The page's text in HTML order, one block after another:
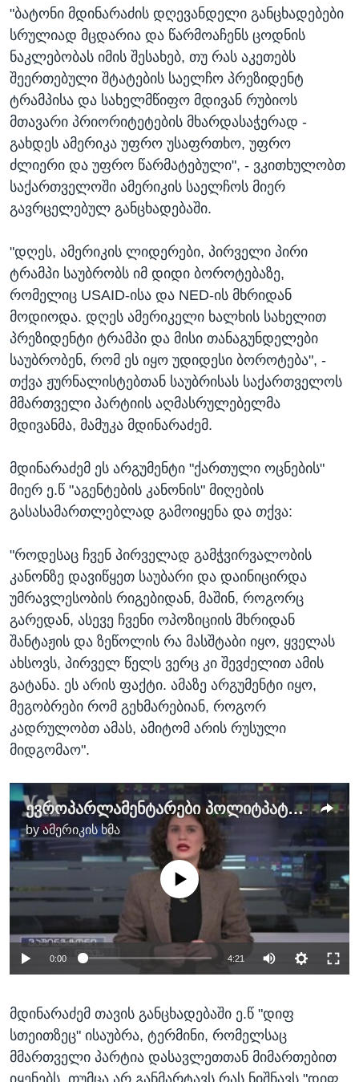
"ბატონი მდინარაძის დღევანდელი განცხადებები
სრულიად მცდარია და წარმოაჩენს ცოდნის
ნაკლებობას იმის შესახებ, თუ რას აკეთებს
შეერთებული შტატების საელჩო პრეზიდენტ
ტრამპისა და სახელმწიფო მდივან რუბიოს
მთავარი პრიორიტეტების მხარდასაჭერად -
გახდეს ამერიკა უფრო უსაფრთხო, უფრო
ძლიერი და უფრო წარმატებული", - ვკითხულობთ
საქართველოში ამერიკის საელჩოს მიერ
გავრცელებულ განცხადებაში.
"დღეს, ამერიკის ლიდერები, პირველი პირი
ტრამპი საუბრობს იმ დიდი ბოროტებაზე,
რომელიც USAID-ისა და NED-ის მხრიდან
მოდიოდა. დღეს ამერიკელი ხალხის სახელით
პრეზიდენტი ტრამპი და მისი თანაგუნდელები
საუბრობენ, რომ ეს იყო უდიდესი ბოროტება", -
თქვა ჟურნალისტებთან საუბრისას საქართველოს
მმართველი პარტიის აღმასრულებელმა
მდივანმა, მამუკა მდინარაძემ.
მდინარაძემ ეს არგუმენტი "ქართული ოცნების"
მიერ ე.წ "აგენტების კანონის" მიღების
გასასამართლებლად გამოიყენა და თქვა:
"როდესაც ჩვენ პირველად გამჭვირვალობის
კანონზე დავიწყეთ საუბარი და დაინიცირდა
უმრავლესობის რიგებიდან, მაშინ, როგორც
გარედან, ასევე ჩვენი ოპოზიციის მხრიდან
შანტაჟის და ზეწოლის რა მასშტაბი იყო, ყველას
ახსოვს, პირველ წელს ვერც კი შევძელით ამის
გატანა. ეს არის ფაქტი. ამაზე არგუმენტი იყო,
მეგობრები რომ გეხმარებიან, როგორ
კადრულობთ ამას, ამიტომ არის რუსული
მიდგომაო".
ევროპარლამენტარები პოლიტპატიმრებზე: ამან ბევრ ჩვენგანს ბელარუსული ტრაექტორია გაგვახსენა
byამერიკის ხმა
Auto 240p 360p 480p
720p 1080p
No media source currently available
0:00 4:21
360p
480p
720p
მდინარაძემ თავის განცხადებაში ე.წ "დიფ
სთეითზეც" ისაუბრა, ტერმინი, რომელსაც
მმართველი პარტია დასავლეთთან მიმართებით
იყენებს, თუმცა არ განმარტავს რას ნიშნავს "დიფ